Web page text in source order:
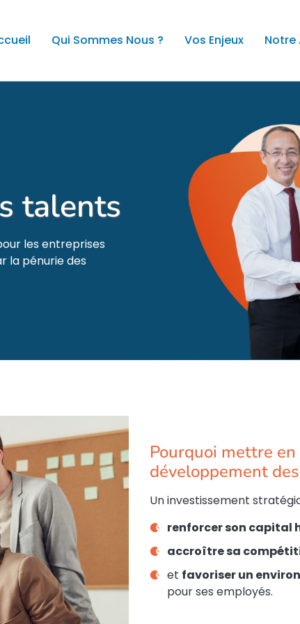
Qui Sommes Nous ? Vos Enjeux
talents
les entreprises
la pénurie des
Pourquoi mettre
développement
Un investissement
renforcer son capital
accroître sa
et favoriser un
pour ses employés.